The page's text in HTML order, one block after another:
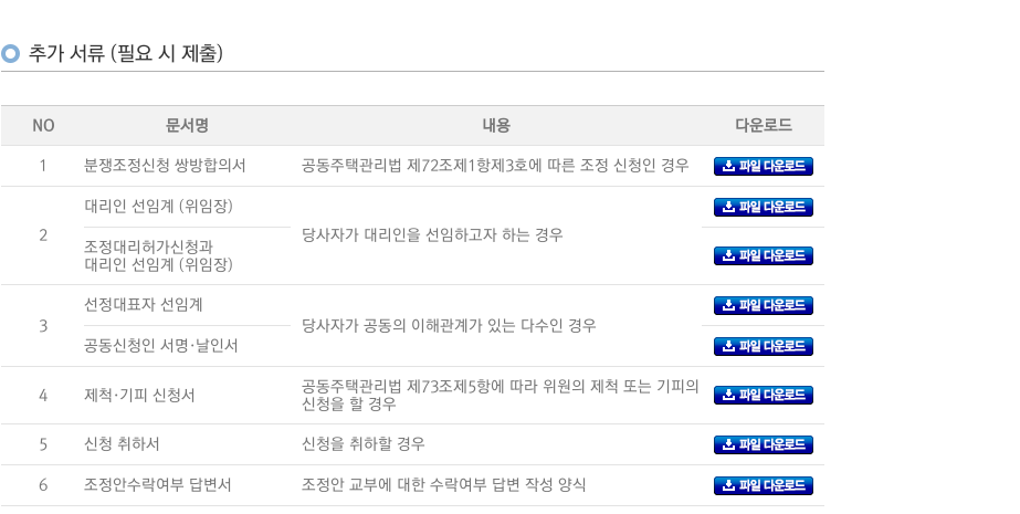
추가 서류 (필요 시 제출)
NO 문서명 내용 다운로드
1 분쟁조정신청 쌍방합의서 공동주택관리법 제72조제1항제3호에 따른 조정 신청인 경우
2
대리인 선임계 (위임장)
당사자가 대리인을 선임하고자 하는 경우
조정대리허가신청과
대리인 선임계 (위임장)
3
선정대표자 선임계
당사자가 공동의 이해관계가 있는 다수인 경우
공동신청인 서명·날인서
4 제척·기피 신청서
공동주택관리법 제73조제5항에 따라 위원의 제척 또는 기피의
신청을 할 경우
5 신청 취하서 신청을 취하할 경우
6 조정안수락여부 답변서 조정안 교부에 대한 수락여부 답변 작성 양식